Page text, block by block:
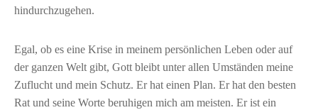
hindurchzugehen.
Egal, ob es eine Krise in meinem persönlichen Leben oder auf
der ganzen Welt gibt, Gott bleibt unter allen Umständen meine
Zuflucht und mein Schutz. Er hat einen Plan. Er hat den besten
Rat und seine Worte beruhigen mich am meisten. Er ist ein